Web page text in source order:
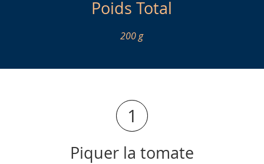
Poids Total
200 g
1
Piquer la tomate